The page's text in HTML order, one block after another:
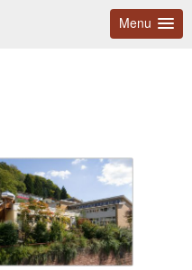
Menu